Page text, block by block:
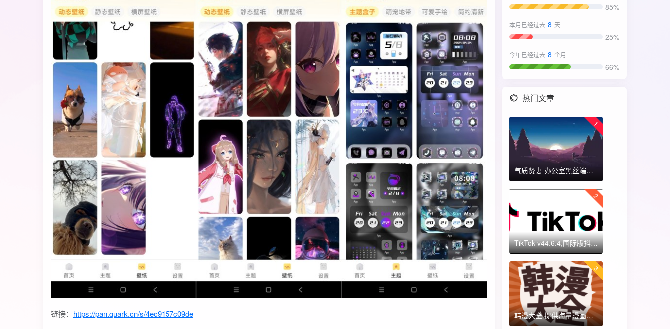
链接： https://pan.quark.cn/s/4ec9157c09de
85%
本月已经过去 8 天
25%
今年已经过去 8 个月
66%
热门文章
1
气质贤妻 办公室黑丝端木蓉 国漫女神 ​​​
2
TikTok-v44.6.4,国际版抖音海外畅享,免拔卡体验!附保姆级详细使用指南
3
韩漫大全 提供海量漫画资源